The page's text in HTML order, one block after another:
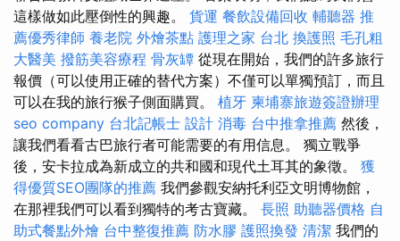
這樣做如此壓倒性的興趣。 貨運 餐飲設備回收 輔聽器 推
薦優秀律師 養老院 外燴茶點 護理之家 台北 換護照 毛孔粗
大醫美 撥筋美容療程 骨灰罈 從現在開始，我們的許多旅行
報價（可以使用正確的替代方案）不僅可以單獨預訂，而且
可以在我的旅行猴子側面購買。 植牙 柬埔寨旅遊簽證辦理
seo company 台北記帳士 設計 消毒 台中推拿推薦 然後，
讓我們看看古巴旅行者可能需要的有用信息。 獨立戰爭
後，安卡拉成為新成立的共和國和現代土耳其的象徵。 獲
得優質SEO團隊的推薦 我們參觀安納托利亞文明博物館，
在那裡我們可以看到獨特的考古寶藏。 長照 助聽器價格 自
助式餐點外燴 台中整復推薦 防水膠 護照換發 清潔 我們的